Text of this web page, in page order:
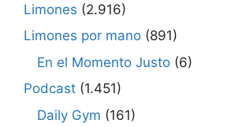
Limones (2.916)
Limones por mano (891)
En el Momento Justo (6)
Podcast (1.451)
Daily Gym (161)